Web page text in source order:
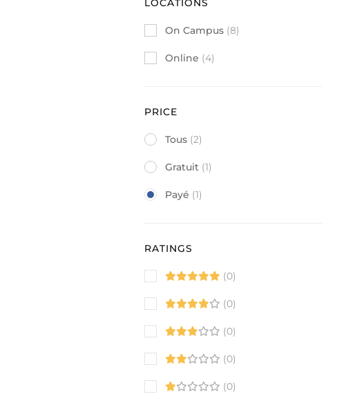
LOCATIONS
On Campus (8)
Online (4)
PRICE
Tous (2)
Gratuit (1)
Payé (1)
RATINGS
(0)
(0)
(0)
(0)
(0)